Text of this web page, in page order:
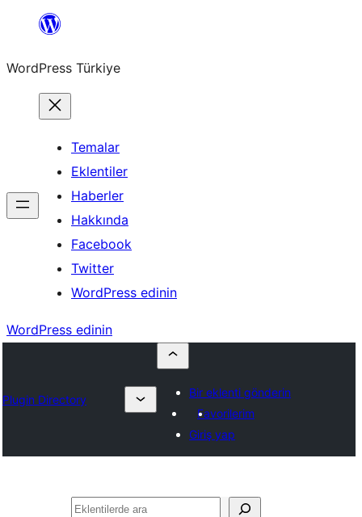
İçeriğe
WordPress Türkiye
Temalar
Eklentiler
Haberler
Hakkında
Facebook
Twitter
WordPress edinin
WordPress edinin
Plugin Directory
Bir eklenti gönderin
Favorilerim
Giriş yap
Ara